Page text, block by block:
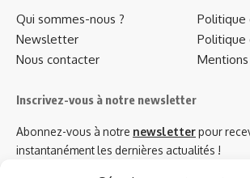
Qui sommes-nous ?
Newsletter
Nous contacter
Politique
Politique
Inscrivez-vous à notre newsletter
Abonnez-vous à notre newsletterpour
instantanément les dernières actualités !